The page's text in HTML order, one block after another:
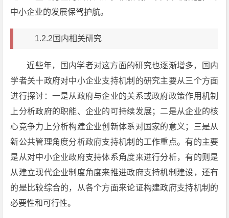
中小企业的发展保驾护航。
1.2.2国内相关研究
近些年，国内学者对这方面的研究也逐渐增多，国内
学者关十政府对中小企业支持机制的研究主要从三个方面
进行探讨：一是从政府与企业的关系或政府政策作用机制
上分析政府的职能、企业的可持续发展；二是从企业的核
心竞争力上分析构建企业创新体系对国家的意义；三是从
新公共管理角度分析政府支持机制的工作重点。有的主要
是从对中小企业政府支持体系角度来进行分析，有的则是
从建立现代企业制度角度来推进政府支持机制建设，还有
的是比较综合的，从各个方面来论证构建政府支持机制的
必要性和可行性。